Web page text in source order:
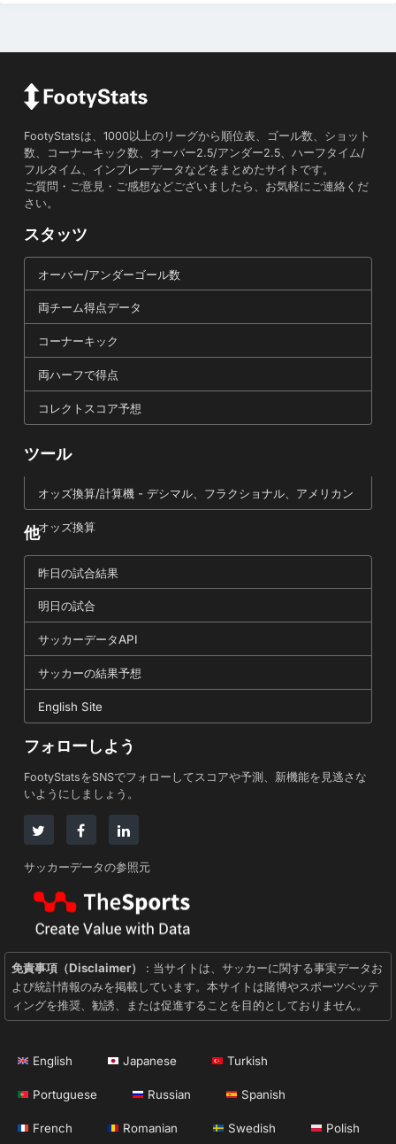
FootyStatsは、1000以上のリーグから順位表、ゴール数、ショット
数、コーナーキック数、オーバー2.5/アンダー2.5、ハーフタイム/
フルタイム、インプレーデータなどをまとめたサイトです。
ご質問・ご意見・ご感想などございましたら、お気軽にご連絡くだ
さい。
スタッツ
オーバー/アンダーゴール数
両チーム得点データ
コーナーキック
両ハーフで得点
コレクトスコア予想
ツール
オッズ換算/計算機 - デシマル、フラクショナル、アメリカン
オッズ換算
他
昨日の試合結果
明日の試合
サッカーデータAPI
サッカーの結果予想
English Site
フォローしよう
FootyStatsをSNSでフォローしてスコアや予測、新機能を見逃さな
いようにしましょう。
サッカーデータの参照元
免責事項（Disclaimer）
: 当サイトは、サッカーに関する事実データお
よび統計情報のみを掲載しています。本サイトは賭博やスポーツベッテ
ィングを推奨、勧誘、または促進することを目的としておりません。
English Japanese Turkish
Portuguese Russian Spanish
French Romanian Swedish Polish